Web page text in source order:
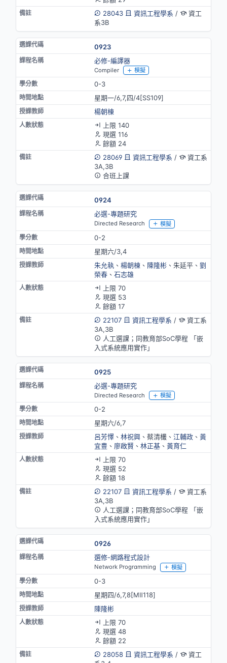
28043
資訊工程學系 /
資工
系3B
0923
必修-編譯器
Compiler 模擬
0-3
星期一/6,7,四/4[SS109]
楊朝棟
上限 140
現選 116
餘額 24
28069
資訊工程學系 /
資工系
3A,3B
合班上課
0924
必選-專題研究
Directed Research 模擬
0-2
星期六/3,4
朱允執 、 楊朝棟、 陳隆彬、朱延平、 劉
榮春、 石志雄
上限 70
現選 53
餘額 17
22107
資訊工程學系 /
資工系
3A,3B
人工選課；同教育部SoC學程 「嵌
入式系統應用實作」
0925
必選-專題研究
Directed Research 模擬
0-2
星期六/6,7
呂芳懌、 林祝興、蔡清欉、 江輔政、 黃
宜豊、 廖啟賢、 林正基、 黃育仁
上限 70
現選 52
餘額 18
22107
資訊工程學系 /
資工系
3A,3B
人工選課；同教育部SoC學程 「嵌
入式系統應用實作」
0926
選修-網路程式設計
Network Programming 模擬
0-3
星期四/6,7,8[MⅡ118]
陳隆彬
上限 70
現選 48
餘額 22
28058
資訊工程學系 /
資工